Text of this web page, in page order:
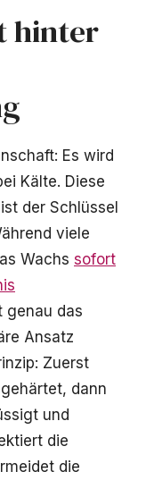
hinter
Es wird
Kälte. Diese
der Schlüssel
viele
Wachs sofort
genau das
Ansatz
Zuerst
dann
und
die
die